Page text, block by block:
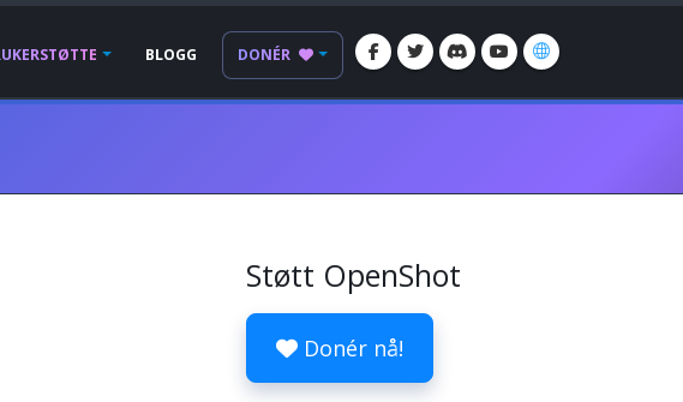
BLOGG DONÉR
Støtt OpenShot
Donér nå!